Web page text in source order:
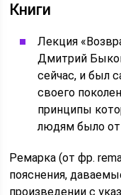
Книги
Лекция
Дмитрий
сейчас, и был
своего
принципы
людям было от
Ремарка (от фр.
пояснения,
произведении с